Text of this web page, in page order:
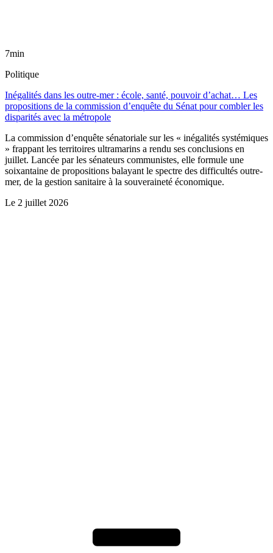
7min
Politique
Inégalités dans les outre-mer : école, santé, pouvoir d’achat… Les
propositions de la commission d’enquête du Sénat pour combler les
disparités avec la métropole
La commission d’enquête sénatoriale sur les « inégalités systémiques
» frappant les territoires ultramarins a rendu ses conclusions en
juillet. Lancée par les sénateurs communistes, elle formule une
soixantaine de propositions balayant le spectre des difficultés outre-
mer, de la gestion sanitaire à la souveraineté économique.
Le 2 juillet 2026